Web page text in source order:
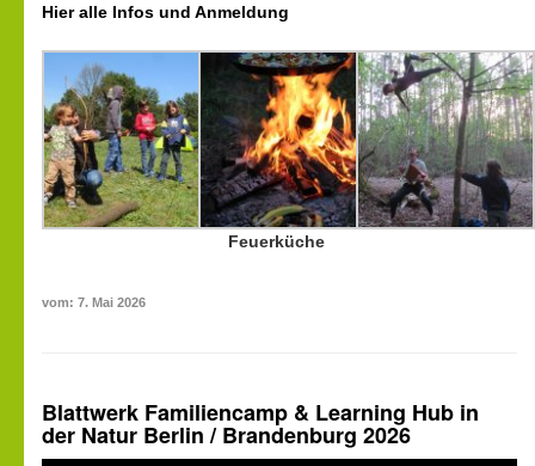
Hier alle Infos und Anmeldung
Feuerküche
vom: 7. Mai 2026
Blattwerk Familiencamp & Learning Hub in
der Natur Berlin / Brandenburg 2026